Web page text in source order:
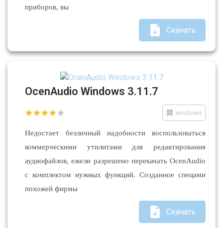
приборов, вы
Скачать
OcenAudio Windows 3.11.7
windows
Недостает безличный надобности воспользоваться
коммерческими утилитами для редактирования
аудиофайлов, ежели разрешено перекачать OcenAudio
с комплектом нужных функций. Созданное спецами
похожей фирмы
Скачать